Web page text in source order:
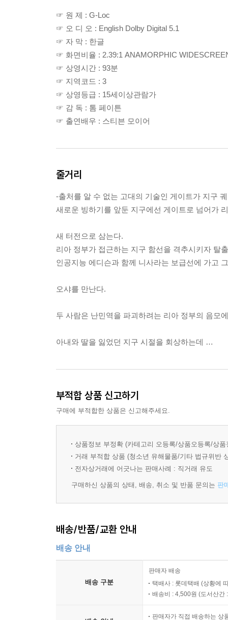
☞ 원 제 : G-Loc
☞ 오 디 오 : English Dolby Digital 5.1
☞ 자 막 : 한글
☞ 화면비율 : 2.39:1 ANAMORPHIC
☞ 상영시간 : 93분
☞ 지역코드 : 3
☞ 상영등급 : 15세이상관람가
☞ 감 독 : 톰 페이튼
☞ 출연배우 : 스티븐 모이어
줄거리
-출처를 알 수 없는 고대의 기술인 게이트가 지구
새로운 빙하기를 앞둔 지구에선 게이트로 넘어가
새 터전으로 삼는다.
리아 정부가 접근하는 지구 함선을 격추시키자 탈
인공지능 에디슨과 함께 니사라는 보급선에 가고
오샤를 만난다.
두 사람은 난민역을 파괴하려는 리아 정부의 음모
아내와 딸을 잃었던 지구 시절을 회상하는데 …
부적합 상품 신고하기
구매에 부적합한 상품은 신고해주세요.
상품정보 부정확 (카테고리 오등록/상품오등록/상
거래 부적합 상품 (청소년 유해물품/기타 법규위반
전자상거래에 어긋나는 판매사례 : 직거래 유도
구매하신 상품의 상태, 배송, 취소 및 반품 문의는 판
배송/반품/교환 안내
배송 안내
배송 구분
판매자 배송
택배사 : 롯데택배 (상황에
배송비 : 4,500원 (도서산간
판매자가 직접 배송하는 상